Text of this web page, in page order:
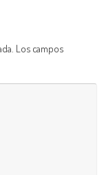
Los campos